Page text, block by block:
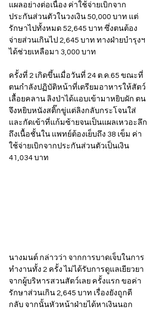
แผลอย่างต่อเนื่อง ค่าใช้จ่ายเบิกจาก
ประกันส่วนตัวในวงเงิน 50,000 บาท แต่
รักษาไปทั้งหมด 52,645 บาท ซึ่งตนต้อง
จ่ายส่วนเกินไป 2,645 บาท ทางฝ่ายบำรุงฯ
ได้ช่วยเหลือมา 3,000 บาท
ครั้งที่ 2 เกิดขึ้นเมื่อวันที่ 24 ต.ค.65 ขณะที่
ตนกำลังปฏิบัติหน้าที่เตรียมอาหารให้สัตว์
เลื้อยคลาน ลิงป่าได้แอบเข้ามาหยิบผัก ตน
จึงหยิบหนังสติ๊กขู่แต่ลิงกลับกระโจนใส่
และกัดเข้าที่แก้มซ้ายจนเป็นแผลเหวอะลึก
ถึงเนื้อชั้นใน แพทย์ต้องเย็บถึง 38 เข็ม ค่า
ใช้จ่ายเบิกจากประกันส่วนตัวเป็นเงิน
41,034 บาท
นางมนต์ กล่าวว่า จากการบาดเจ็บในการ
ทำงานทั้ง 2 ครั้ง ไม่ได้รับการดูแลเยียวยา
จากผู้บริหารสวนสัตว์เลย ครั้งแรก ขอค่า
รักษาส่วนเกิน 2,645 บาท เรื่องยังถูกตี
กลับ จากนั้นหัวหน้าฝ่ายได้หาเงินนอก